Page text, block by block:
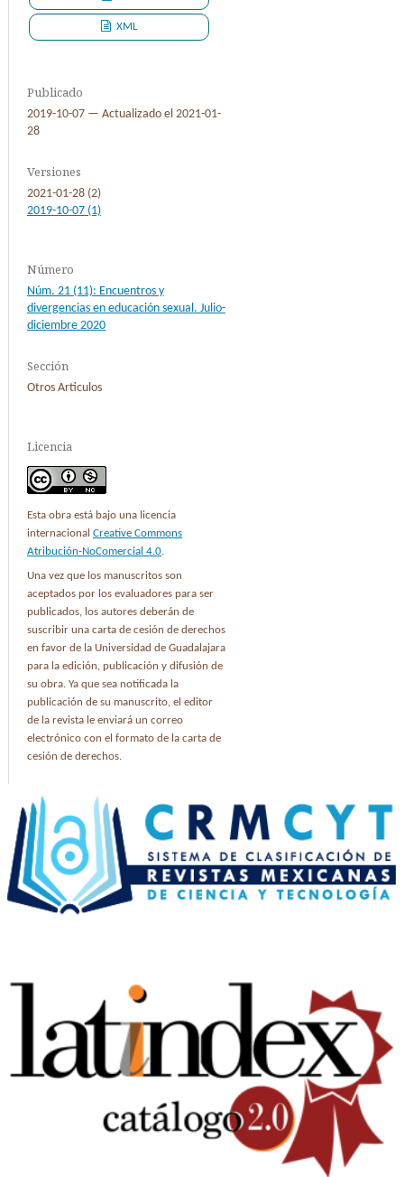
XML
Publicado
2019-10-07 — Actualizado el 2021-01-
28
Versiones
2021-01-28 (2)
2019-10-07 (1)
Número
Núm. 21 (11): Encuentros y
divergencias en educación sexual. Julio-
diciembre 2020
Sección
Otros Articulos
Licencia
Esta obra está bajo una licencia
internacional Creative Commons
Atribución-NoComercial 4.0.
Una vez que los manuscritos son
aceptados por los evaluadores para ser
publicados, los autores deberán de
suscribir una carta de cesión de derechos
en favor de la Universidad de Guadalajara
para la edición, publicación y difusión de
su obra. Ya que sea notificada la
publicación de su manuscrito, el editor
de la revista le enviará un correo
electrónico con el formato de la carta de
cesión de derechos.